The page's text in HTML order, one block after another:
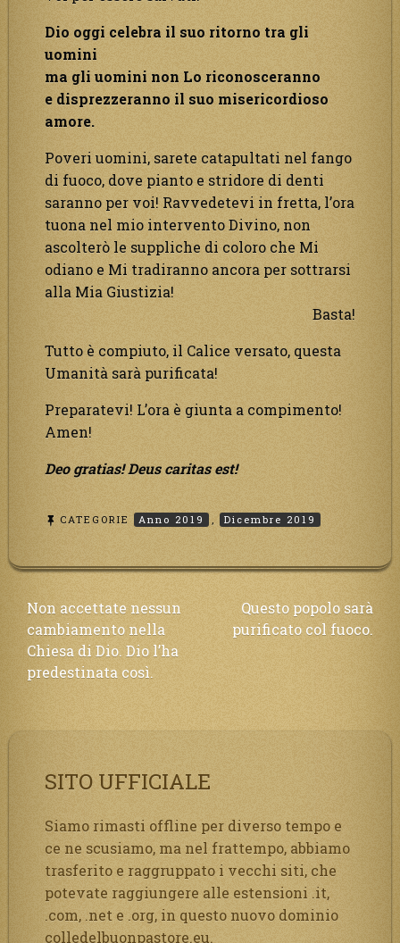
Dio oggi celebra il suo ritorno tra gli
uomini
ma gli uomini non Lo riconosceranno
e disprezzeranno il suo misericordioso
amore.
Poveri uomini, sarete catapultati nel fango
di fuoco, dove pianto e stridore di denti
saranno per voi! Ravvedetevi in fretta, l’ora
tuona nel mio intervento Divino, non
ascolterò le suppliche di coloro che Mi
odiano e Mi tradiranno ancora per sottrarsi
alla Mia Giustizia!
Basta!
Tutto è compiuto, il Calice versato, questa
Umanità sarà purificata!
Preparatevi! L’ora è giunta a compimento!
Amen!
Deo gratias! Deus caritas est!
CATEGORIE Anno 2019 , Dicembre 2019
Navigazione
articoli
Non accettate nessun
cambiamento nella
Chiesa di Dio. Dio l’ha
predestinata così.
Questo popolo sarà
purificato col fuoco.
SITO UFFICIALE
Siamo rimasti offline per diverso tempo e
ce ne scusiamo, ma nel frattempo, abbiamo
trasferito e raggruppato i vecchi siti, che
potevate raggiungere alle estensioni .it,
.com, .net e .org, in questo nuovo dominio
colledelbuonpastore.eu.